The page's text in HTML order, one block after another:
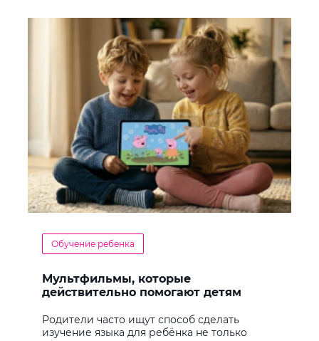
Обучение ребенка
Мультфильмы, которые
действительно помогают детям
Родители часто ищут способ сделать
изучение языка для ребёнка не только